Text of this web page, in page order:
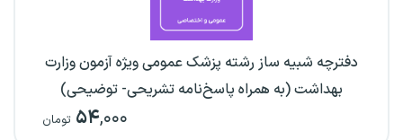
دفترچه شبیه ساز رشته پزشک عمومی ویژه آزمون وزارت
بهداشت (به همراه پاسخ‌نامه تشریحی- توضیحی)
۵۴,۰۰۰ تومان